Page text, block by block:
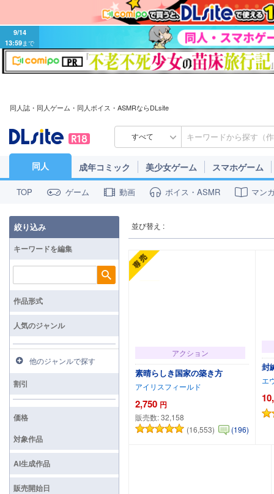
9/14
13:59まで
同人誌・同人ゲーム・同人ボイス・ASMRならDLsite
すべて
同人 成年コミック 美少女ゲーム スマホゲーム
TOP ゲーム 動画 ボイス・ASMR マン
並び替え :
アクション
素晴らしき国家の築き方
アイリスフィールド
2,750 円
販売数:32,158
(16,553)
(196)
カートに追加
封
エ
絞り込み
キーワードを編集
検索
作品形式
人気のジャンル
他のジャンルで探す
割引
価格
対象作品
AI生成作品
販売開始日